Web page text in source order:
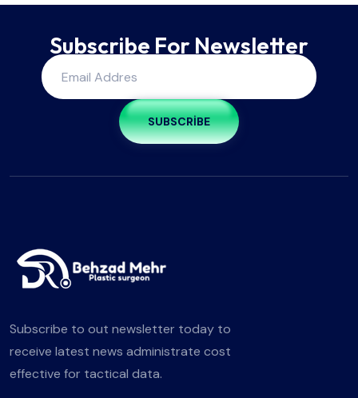
Subscribe For Newsletter
SUBSCRIBE
Subscribe to out newsletter today to
receive latest news administrate cost
effective for tactical data.